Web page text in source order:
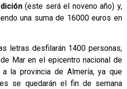
(este será el noveno año) y,
una suma de 16000 euros en
letras desfilarán 1400 personas,
Mar en el epicentro nacional de
a la provincia de Almería, ya que
se quedarán el fin de semana